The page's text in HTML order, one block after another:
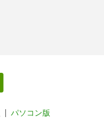
パソコン版